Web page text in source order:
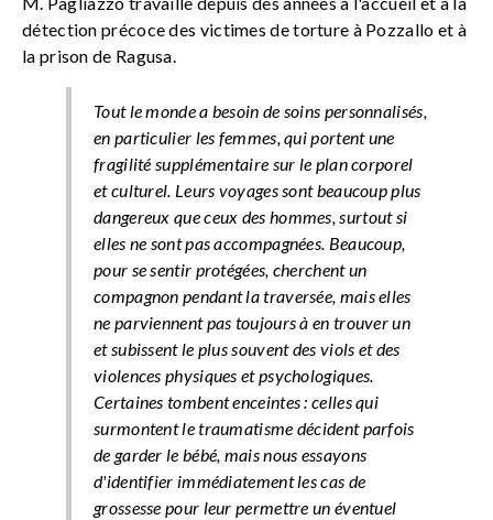
détection précoce des victimes de torture à Pozzallo et à
la prison de Ragusa.
Tout le monde a besoin de soins personnalisés,
en particulier les femmes, qui portent une
fragilité supplémentaire sur le plan corporel
et culturel. Leurs voyages sont beaucoup plus
dangereux que ceux des hommes, surtout si
elles ne sont pas accompagnées. Beaucoup,
pour se sentir protégées, cherchent un
compagnon pendant la traversée, mais elles
ne parviennent pas toujours à en trouver un
et subissent le plus souvent des viols et des
violences physiques et psychologiques.
Certaines tombent enceintes : celles qui
surmontent le traumatisme décident parfois
de garder le bébé, mais nous essayons
d'identifier immédiatement les cas de
grossesse pour leur permettre un éventuel